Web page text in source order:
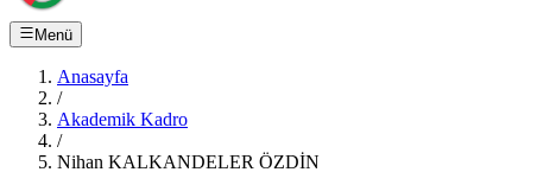
Menü
Anasayfa
/
Akademik Kadro
/
Nihan KALKANDELER ÖZDİN